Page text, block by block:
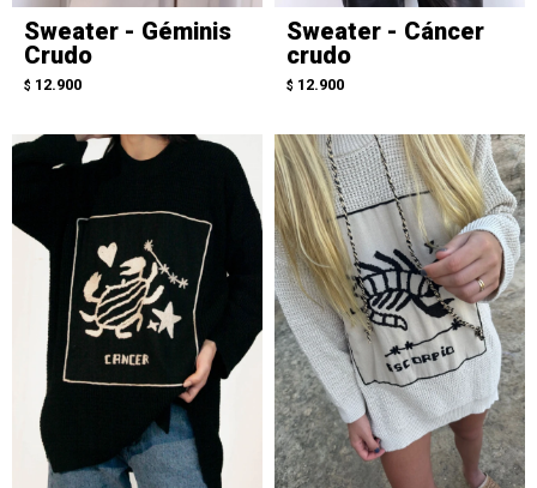
Sweater - Géminis
Crudo
$ 12.900
Sweater - Cáncer
crudo
$ 12.900